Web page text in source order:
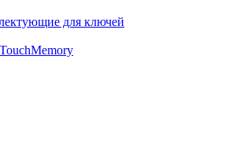
для ключей